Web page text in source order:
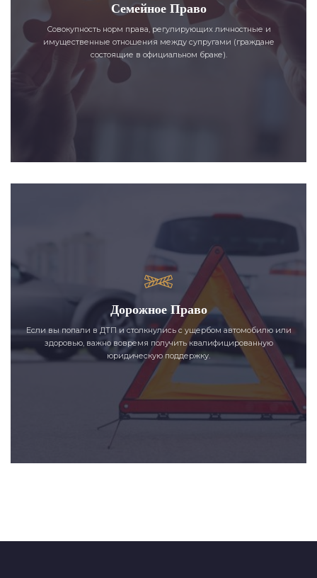
Семейное Право
Совокупность норм права, регулирующих личностные и
имущественные отношения между супругами (граждане
состоящие в официальном браке).
Дорожное Право
Если вы попали в ДТП и столкнулись с ущербом автомобилю или
здоровью, важно вовремя получить квалифицированную
юридическую поддержку.